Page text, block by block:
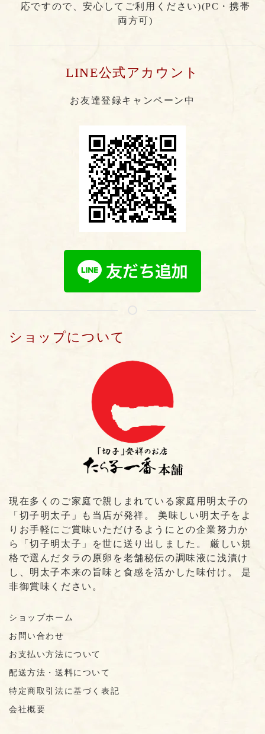
応ですので、安心してご利用ください)(PC・携帯
両方可)
LINE公式アカウント
お友達登録キャンペーン中
ショップについて
現在多くのご家庭で親しまれている家庭用明太子の
「切子明太子」も当店が発祥。 美味しい明太子をよ
りお手軽にご賞味いただけるようにとの企業努力か
ら「切子明太子」を世に送り出しました。 厳しい規
格で選んだタラの原卵を老舗秘伝の調味液に浅漬け
し、明太子本来の旨味と食感を活かした味付け。 是
非御賞味ください。
ショップホーム
お問い合わせ
お支払い方法について
配送方法・送料について
特定商取引法に基づく表記
会社概要